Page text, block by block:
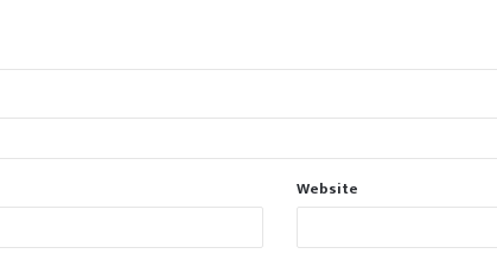
Website